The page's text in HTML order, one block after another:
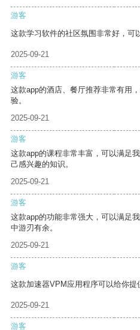
游客
这款学习软件的社区氛围非常好，可
2025-09-21
游客
这款app的酒店、餐厅推荐非常有用
验。
2025-09-21
游客
这款app的课程非常丰富，可以满足
己感兴趣的知识。
2025-09-21
游客
这款app的功能非常强大，可以满足
中游刃有余。
2025-09-21
游客
这款加速器VPM应用程序可以给你提
2025-09-21
游客